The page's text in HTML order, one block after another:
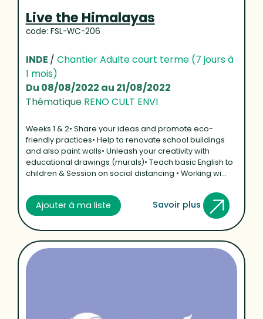
Live the Himalayas
code: FSL-WC-206
INDE / Chantier Adulte court terme (7 jours à
1 mois)
Du 08/08/2022 au 21/08/2022
Thématique RENO CULT ENVI
Weeks 1 & 2• Share your ideas and promote eco-
friendly practices• Help to renovate school buildings
and also paint walls• Unleash your creativity with
educational drawings (murals)• Teach basic English to
children & Session on social distancing • Working wi...
Ajouter à ma liste Savoir plus